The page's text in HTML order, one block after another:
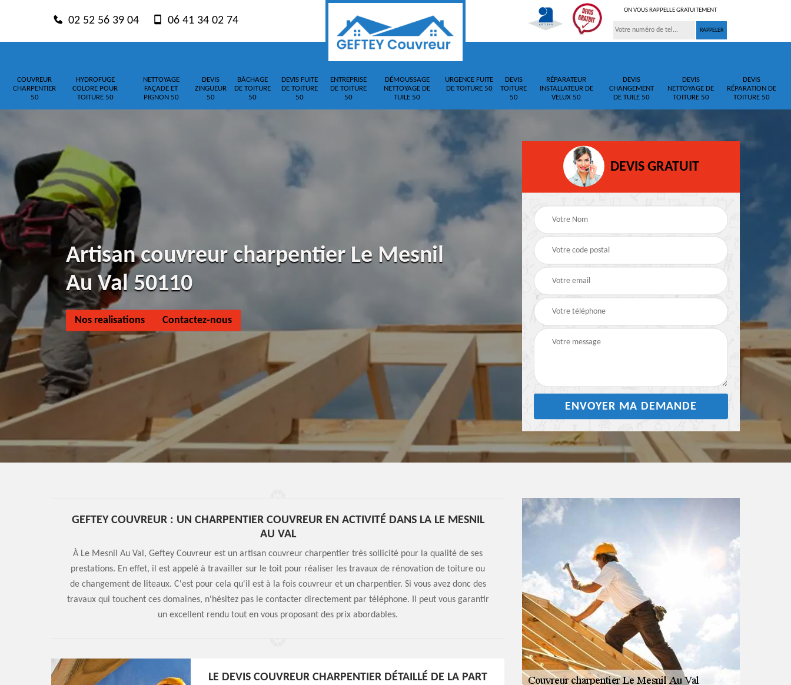
02 52 56 39 04 06 41 34 02 74
ON VOUS RAPPELLE GRATUITEMENT
COUVREUR
CHARPENTIER
50
HYDROFUGE
COLORE POUR
TOITURE 50
NETTOYAGE
FAÇADE ET
PIGNON 50
DEVIS
ZINGUEUR
50
BÂCHAGE
DE TOITURE
50
DEVIS FUITE
DE TOITURE
50
ENTREPRISE
DE TOITURE
50
DÉMOUSSAGE
NETTOYAGE DE
TUILE 50
URGENCE FUITE
DE TOITURE 50
DEVIS
TOITURE
50
RÉPARATEUR
INSTALLATEUR DE
VELUX 50
DEVIS
CHANGEMENT
DE TUILE 50
DEVIS
NETTOYAGE DE
TOITURE 50
DEVIS
RÉPARATION DE
TOITURE 50
Artisan couvreur charpentier Le Mesnil
Au Val 50110
Nos realisations Contactez-nous
DEVIS GRATUIT
GEFTEY COUVREUR : UN CHARPENTIER COUVREUR EN ACTIVITÉ DANS LA LE MESNIL
AU VAL
À Le Mesnil Au Val, Geftey Couvreur est un artisan couvreur charpentier très sollicité pour la qualité de ses
prestations. En effet, il est appelé à travailler sur le toit pour réaliser les travaux de rénovation de toiture ou
de changement de liteaux. C'est pour cela qu'il est à la fois couvreur et un charpentier. Si vous avez donc des
travaux qui touchent ces domaines, n'hésitez pas le contacter directement par téléphone. Il peut vous garantir
un excellent rendu tout en vous proposant des prix abordables.
LE DEVIS COUVREUR CHARPENTIER DÉTAILLÉ DE LA PART